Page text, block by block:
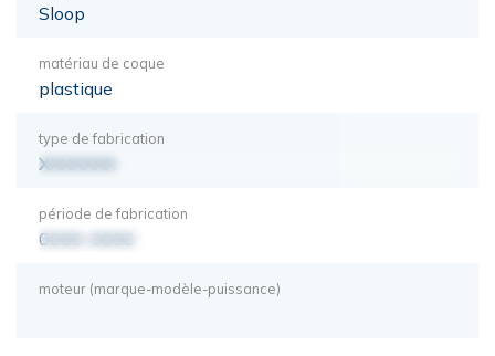
Sloop
matériau de coque
plastique
type de fabrication
XXXXXXX
période de fabrication
0000-0000
moteur (marque-modèle-puissance)